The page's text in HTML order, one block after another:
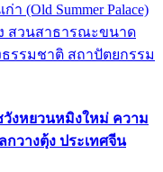
(Old Summer Palace)
สวนสาธารณะขนาด
รรมชาติ สถาปัตยกรรม
วังหยวนหมิงใหม่ ความ
วางตุ้ง ประเทศจีน